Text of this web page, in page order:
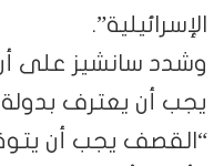
الإسرائيلية”.
وشدد سانشيز على أن
يجب أن يعترف بدولة
“القصف يجب أن